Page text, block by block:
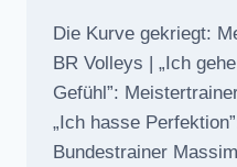
Die Kurve gekriegt:
BR Volleys | „Ich
Gefühl”:
„Ich hasse
Bundestrainer